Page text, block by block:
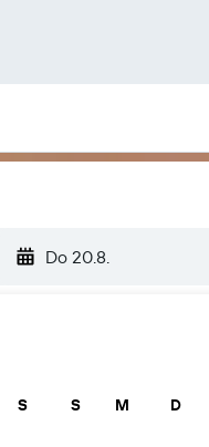
Do 20.8.
S S M D